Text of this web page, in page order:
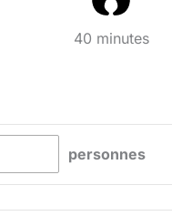
40 minutes
personnes